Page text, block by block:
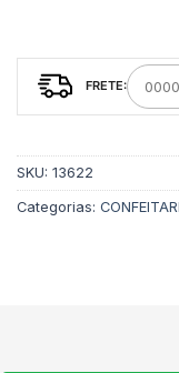
SKU: 13622
Categorias: